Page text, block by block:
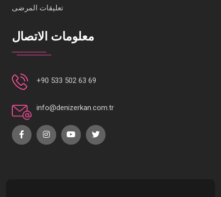
تعليقات المرضى
معلومات الاتصال
+90 533 502 63 69
info@denizerkan.com.tr